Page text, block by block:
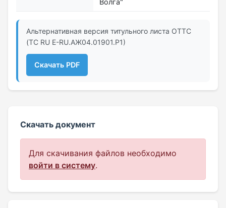
Волга"
Альтернативная версия титульного листа ОТТС
(ТС RU Е-RU.АЖ04.01901.Р1)
Скачать PDF
Скачать документ
Для скачивания файлов необходимо
войти в систему.